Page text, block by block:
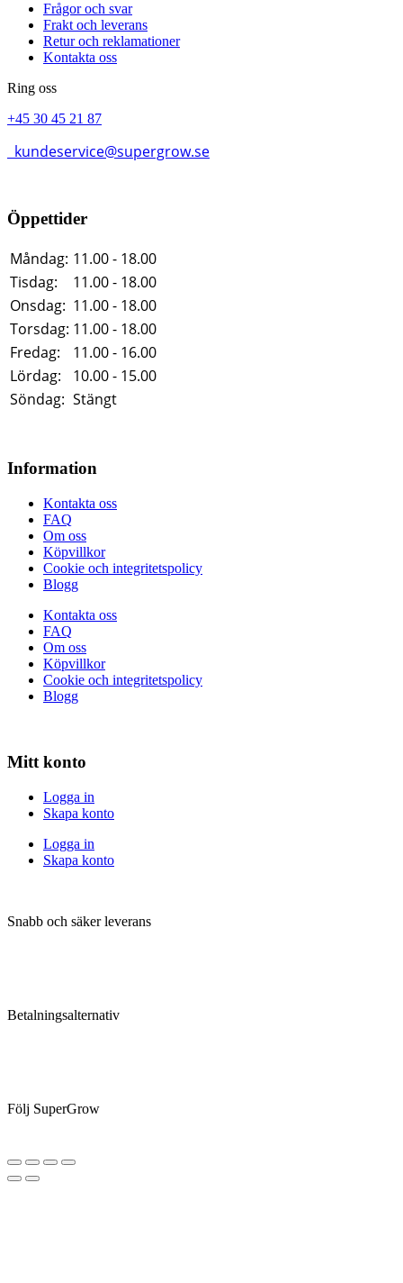
Frågor och svar
Frakt och leverans
Retur och reklamationer
Kontakta oss
Ring oss
+45 30 45 21 87
kundeservice@supergrow.se
Öppettider
Måndag: 11.00 - 18.00
Tisdag:
11.00 - 18.00
Onsdag: 11.00 - 18.00
Torsdag: 11.00 - 18.00
Fredag:
11.00 - 16.00
Lördag:
10.00 - 15.00
Söndag: Stängt
Information
Kontakta oss
FAQ
Om oss
Köpvillkor
Cookie och integritetspolicy
Blogg
Kontakta oss
FAQ
Om oss
Köpvillkor
Cookie och integritetspolicy
Blogg
Mitt konto
Logga in
Skapa konto
Logga in
Skapa konto
Snabb och säker leverans
Betalningsalternativ
Följ SuperGrow